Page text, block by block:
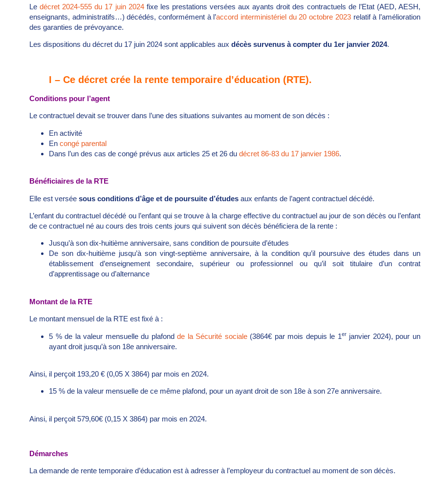
Ledécret 2024-555 du 17 juin 2024fixe les prestations versées aux ayants droit des contractuels de l’Etat (AED, AESH,
enseignants, administratifs…) décédés, conformément à l’accord interministériel du 20 octobre 2023relatif à l’amélioration
des garanties de prévoyance.
Les dispositions du décret du 17 juin 2024 sont applicables aux décès survenus à compter du 1er janvier 2024.
I – Ce décret crée la rente temporaire d’éducation (RTE).
Conditions pour l’agent
Le contractuel devait se trouver dans l’une des situations suivantes au moment de son décès :
En activité
En congé parental
Dans l’un des cas de congé prévus aux articles 25 et 26 du décret 86-83 du 17 janvier 1986.
Bénéficiaires de la RTE
Elle est versée sous conditions d’âge et de poursuite d’études aux enfants de l’agent contractuel décédé.
L’enfant du contractuel décédé ou l’enfant qui se trouve à la charge effective du contractuel au jour de son décès ou l’enfant
de ce contractuel né au cours des trois cents jours qui suivent son décès bénéficiera de la rente :
Jusqu’à son dix-huitième anniversaire, sans condition de poursuite d’études
De son dix-huitième jusqu’à son vingt-septième anniversaire, à la condition qu’il poursuive des études dans un
établissement d’enseignement secondaire, supérieur ou professionnel ou qu’il soit titulaire d’un contrat
d’apprentissage ou d’alternance
Montant de la RTE
Le montant mensuel de la RTE est fixé à :
5 % de la valeur mensuelle du plafondde la Sécurité sociale(3864€ par mois depuis le 1erjanvier 2024), pour un
ayant droit jusqu’à son 18e anniversaire.
Ainsi, il perçoit 193,20 € (0,05 X 3864) par mois en 2024.
15 % de la valeur mensuelle de ce même plafond, pour un ayant droit de son 18e à son 27e anniversaire.
Ainsi, il perçoit 579,60€ (0,15 X 3864) par mois en 2024.
Démarches
La demande de rente temporaire d’éducation est à adresser à l’employeur du contractuel au moment de son décès.